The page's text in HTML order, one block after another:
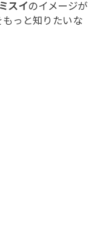
スイのイメージが
っと知りたいな